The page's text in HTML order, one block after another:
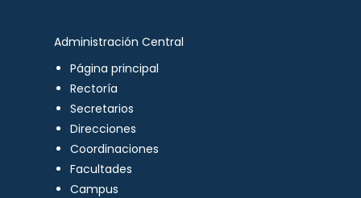
Administración Central
Página principal
Rectoría
Secretarios
Direcciones
Coordinaciones
Facultades
Campus